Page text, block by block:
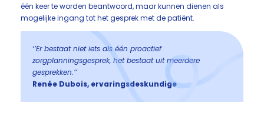
één keer te worden beantwoord, maar kunnen dienen als
mogelijke ingang tot het gesprek met de patiënt.
‘’Er bestaat niet iets als één proactief
zorgplanningsgesprek, het bestaat uit meerdere
gesprekken.’’
Renée Dubois, ervaringsdeskundige